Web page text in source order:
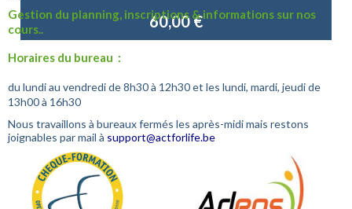
60,00 €
Gestion du planning, inscriptions & informations sur nos
cours..
Horaires du bureau :
du lundi au vendredi de 8h30 à 12h30 et les lundi, mardi, jeudi de
13h00 à 16h30
Nous travaillons à bureaux fermés les après-midi mais restons
joignables par mail à support@actforlife.be